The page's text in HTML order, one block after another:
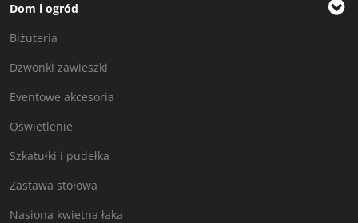
Dom i ogród
Biżuteria
Dzwonki zawieszki
Eventowe akcesoria
Oświetlenie
Szkatułki i pudełka
Zastawa stołowa
Nasiona kwietna łąka